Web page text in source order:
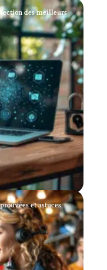
des meilleurs
et astuces